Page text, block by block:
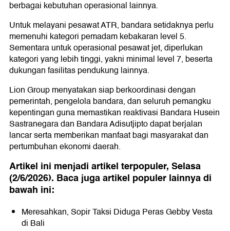
berbagai kebutuhan operasional lainnya.
Untuk melayani pesawat ATR, bandara setidaknya perlu
memenuhi kategori pemadam kebakaran level 5.
Sementara untuk operasional pesawat jet, diperlukan
kategori yang lebih tinggi, yakni minimal level 7, beserta
dukungan fasilitas pendukung lainnya.
Lion Group menyatakan siap berkoordinasi dengan
pemerintah, pengelola bandara, dan seluruh pemangku
kepentingan guna memastikan reaktivasi Bandara Husein
Sastranegara dan Bandara Adisutjipto dapat berjalan
lancar serta memberikan manfaat bagi masyarakat dan
pertumbuhan ekonomi daerah.
Artikel ini menjadi artikel terpopuler, Selasa
(2/6/2026). Baca juga artikel populer lainnya di
bawah ini:
Meresahkan, Sopir Taksi Diduga Peras Gebby Vesta
di Bali